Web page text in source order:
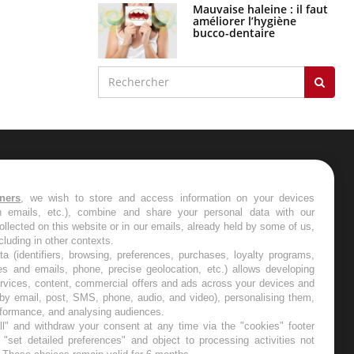
Mauvaise haleine : il faut
améliorer l’hygiène
bucco-dentaire
les semaines les meilleures
, we wish to store and access information on your devices
emails, etc.), combine and share your personal data with our
on this website or in our emails, already held by some of us,
in other contexts.
(identifiers, browsing, preferences, purchases, loyalty programs,
and emails, phone, precise geolocation, etc.) allows developing
content, commercial offers and ads across your devices and
email, post, SMS, phone, audio, and video), personalising them,
and analysing audiences.
and withdraw your consent at any time via the "cookies" footer
detailed preferences" and object to processing activities not